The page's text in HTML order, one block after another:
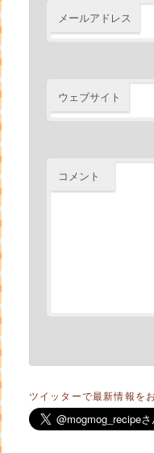
メールアドレス
ウェブサイト
コメント
ツイッターで最新情報を